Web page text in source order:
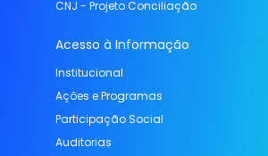
CNJ - Projeto Conciliação
Acesso à Informação
Institucional
Ações e Programas
Participação Social
Auditorias